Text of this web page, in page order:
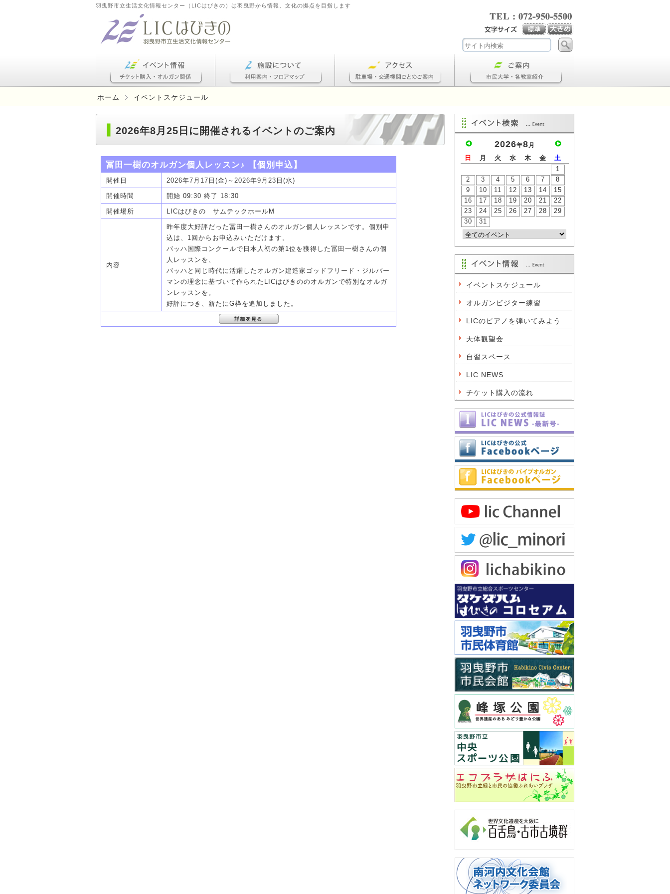
羽曳野市立生活文化情報センター（LICはびきの）は羽曳野から情報、文化の拠点を目指します
ホーム イベントスケジュール
2026年8月25日に開催されるイベントのご案内
冨田一樹のオルガン個人レッスン♪ 【個別申込】
開催日 2026年7月17日(金)～2026年9月23日(水)
開催時間 開始 09:30 終了 18:30
開催場所 LICはびきの サムテックホールM
内容
昨年度大好評だった冨田一樹さんのオルガン個人レッスンです。個別申
込は、1回からお申込みいただけます。
バッハ国際コンクールで日本人初の第1位を獲得した冨田一樹さんの個
人レッスンを、
バッハと同じ時代に活躍したオルガン建造家ゴッドフリード・ジルバー
マンの理念に基づいて作られたLICはびきののオルガンで特別なオルガ
ンレッスンを。
好評につき、新たにG枠を追加しました。
2026年8月
日
月 火 水 木 金
土
1
2
3 4 5 6 7
8
9
10 11 12 13 14
15
16
17 18 19 20 21
22
23
24 25 26 27 28
29
30
31
イベントスケジュール
オルガンビジター練習
LICのピアノを弾いてみよう
天体観望会
自習スペース
LIC NEWS
チケット購入の流れ